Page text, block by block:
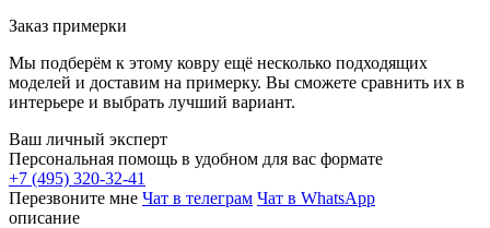
Заказ примерки
Мы подберём к этому ковру ещё несколько подходящих
моделей и доставим на примерку. Вы сможете сравнить их в
интерьере и выбрать лучший вариант.
Ваш личный эксперт
Персональная помощь в удобном для вас формате
+7 (495) 320-32-41
Перезвоните мне Чат в телеграм Чат в WhatsApp
описание